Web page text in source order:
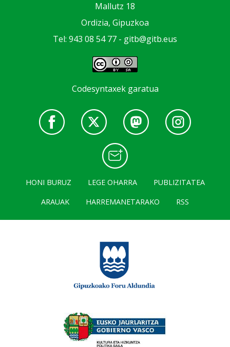
Mallutz 18
Ordizia, Gipuzkoa
Tel: 943 08 54 77 - gitb@gitb.eus
Codesyntaxek garatua
HONI BURUZ LEGE OHARRA
PUBLIZITATEA
ARAUAK
HARREMANETARAKO RSS